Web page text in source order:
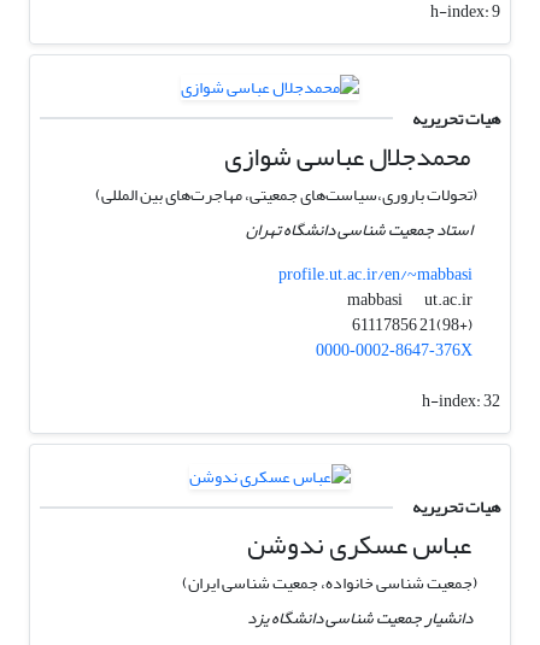
h-index:9
هیات تحریریه
محمدجلال عباسی شوازی
(تحولات باروری،سیاست‌های جمعیتی، مهاجرت‌های بین المللی)
استاد جمعیت شناسی دانشگاه تهران
profile.ut.ac.ir/en/~mabbasi
mabbasi
ut.ac.ir
(+98)21 61117856
0000‑0002‑8647‑376X
h-index:32
هیات تحریریه
عباس عسکری ندوشن
(جمعیت شناسی خانواده، جمعیت شناسی ایران)
دانشیار جمعیت شناسی دانشگاه یزد